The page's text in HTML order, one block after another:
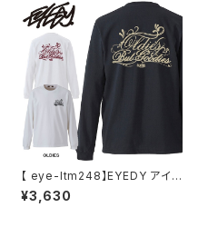
学
【 eye-ltm248】EYEDY アイデ
ィー 大きいサイズ メンズ ロング
Tシャツ OLDIES ロンT 長袖
¥3,630